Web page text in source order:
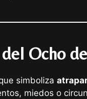
Ocho
simboliza
miedos o